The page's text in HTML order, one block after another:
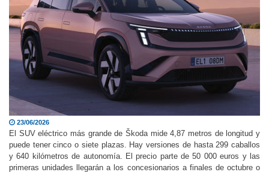
23/06/2026
El SUV eléctrico más grande de Škoda mide 4,87 metros de longitud y
puede tener cinco o siete plazas. Hay versiones de hasta 299 caballos
y 640 kilómetros de autonomía. El precio parte de 50 000 euros y las